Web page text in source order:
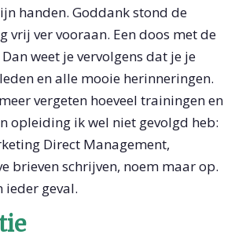
handen. Goddank stond de
vrij ver vooraan. Een doos met de
Dan weet je vervolgens dat je je
en alle mooie herinneringen.
vergeten hoeveel trainingen en
opleiding ik wel niet gevolgd heb:
Direct Management,
brieven schrijven, noem maar op.
ieder geval.